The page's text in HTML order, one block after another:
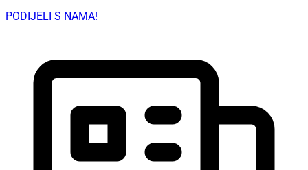
PODIJELI S NAMA!